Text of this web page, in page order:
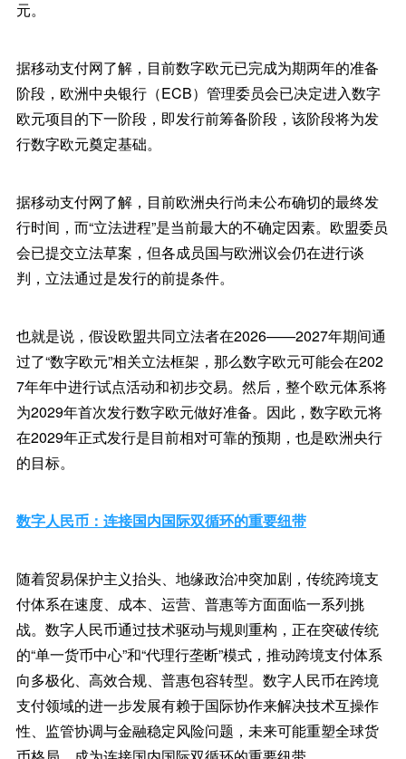
元。
据移动支付网了解，目前数字欧元已完成为期两年的准备
阶段，欧洲中央银行（ECB）管理委员会已决定进入数字
欧元项目的下一阶段，即发行前筹备阶段，该阶段将为发
行数字欧元奠定基础。
据移动支付网了解，目前欧洲央行尚未公布确切的最终发
行时间，而“立法进程”是当前最大的不确定因素。欧盟委员
会已提交立法草案，但各成员国与欧洲议会仍在进行谈
判，立法通过是发行的前提条件。
也就是说，假设欧盟共同立法者在2026——2027年期间通
过了“数字欧元”相关立法框架，那么数字欧元可能会在202
7年年中进行试点活动和初步交易。然后，整个欧元体系将
为2029年首次发行数字欧元做好准备。因此，数字欧元将
在2029年正式发行是目前相对可靠的预期，也是欧洲央行
的目标。
数字人民币：连接国内国际双循环的重要纽带
随着贸易保护主义抬头、地缘政治冲突加剧，传统跨境支
付体系在速度、成本、运营、普惠等方面面临一系列挑
战。数字人民币通过技术驱动与规则重构，正在突破传统
的“单一货币中心”和“代理行垄断”模式，推动跨境支付体系
向多极化、高效合规、普惠包容转型。数字人民币在跨境
支付领域的进一步发展有赖于国际协作来解决技术互操作
性、监管协调与金融稳定风险问题，未来可能重塑全球货